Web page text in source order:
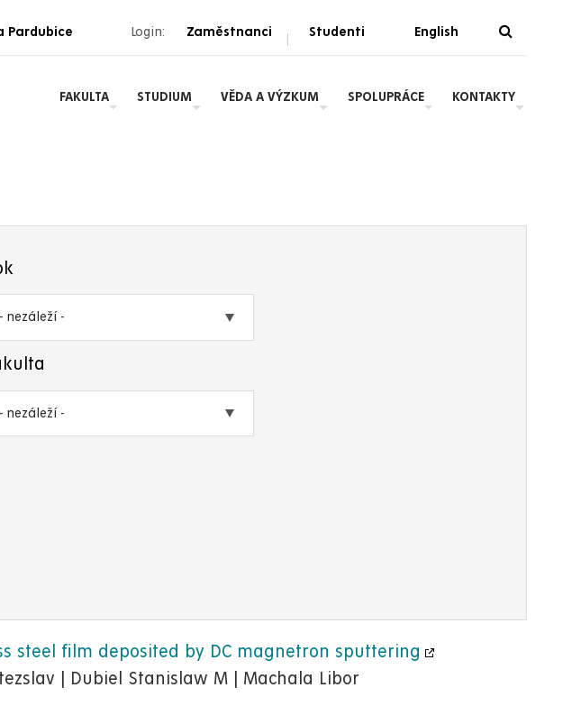
Pardubice Login: Zaměstnanci | Studenti English
FAKULTA STUDIUM VĚDA A VÝZKUM SPOLUPRÁCE KONTAKTY
- nezáleží -
- nezáleží -
steel film deposited by DC magnetron sputtering
| Dubiel Stanislaw M | Machala Libor